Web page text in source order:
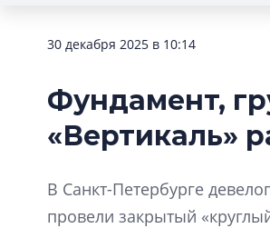
30 декабря 2025 в 10:14
Фундамент,
«Вертикаль»
В Санкт-Петербурге
провели закрытый